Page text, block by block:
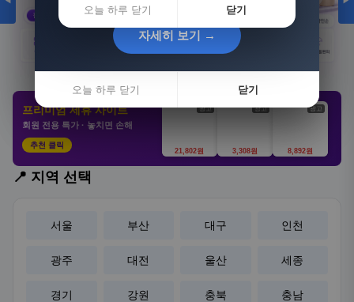
프리미엄 제휴 사이트
회원 전용 특가 · 놓치면 손해
추천 클릭
광고
21,802원
광고
3,308원
광고
8,892원
📍 지역 선택
서울 부산 대구 인천
광주 대전 울산 세종
경기 강원 충북 충남
오늘 하루 닫기 닫기
자세히 보기 →
오늘 하루 닫기 닫기
자세히 보기 →
오늘 하루 닫기 닫기